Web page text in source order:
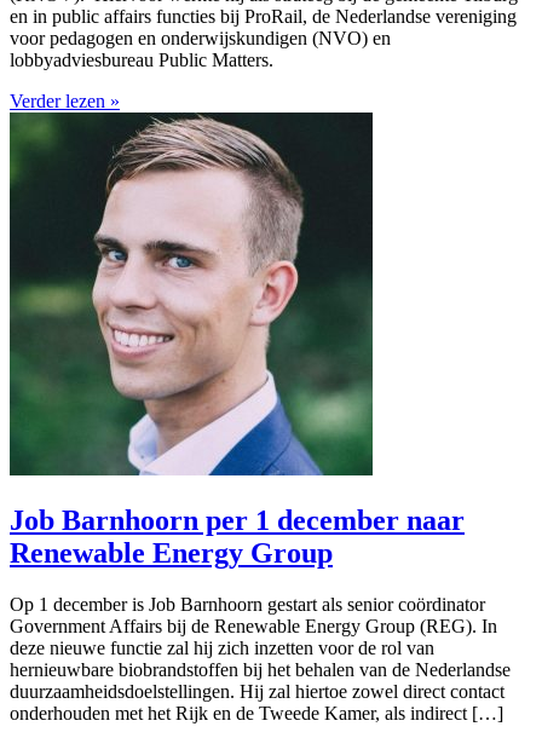
en in public affairs functies bij ProRail, de Nederlandse vereniging
voor pedagogen en onderwijskundigen (NVO) en
lobbyadviesbureau Public Matters.
Verder lezen »
Job Barnhoorn per 1 december naar
Renewable Energy Group
Op 1 december is Job Barnhoorn gestart als senior coördinator
Government Affairs bij de Renewable Energy Group (REG). In
deze nieuwe functie zal hij zich inzetten voor de rol van
hernieuwbare biobrandstoffen bij het behalen van de Nederlandse
duurzaamheidsdoelstellingen. Hij zal hiertoe zowel direct contact
onderhouden met het Rijk en de Tweede Kamer, als indirect […]